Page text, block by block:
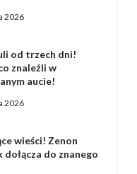
2026
od trzech dni!
znaleźli w
aucie!
2026
wieści! Zenon
do znanego